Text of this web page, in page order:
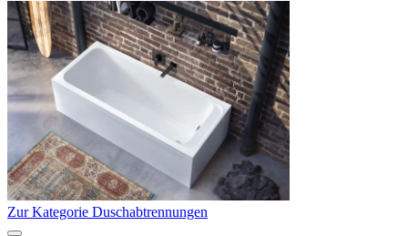
Zur Kategorie Duschabtrennungen